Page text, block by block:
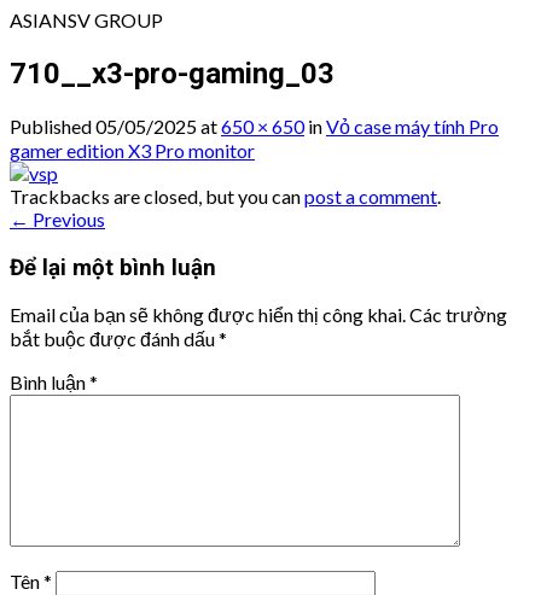
ASIANSV GROUP
710__x3-pro-gaming_03
Published05/05/2025at650 × 650inVỏ case máy tính Pro
gamer edition X3 Pro monitor
Trackbacks are closed, but you canpost a comment.
← Previous
Để lại một bình luận
Email của bạn sẽ không được hiển thị công khai.Các trường
bắt buộc được đánh dấu*
Bình luận*
Tên*